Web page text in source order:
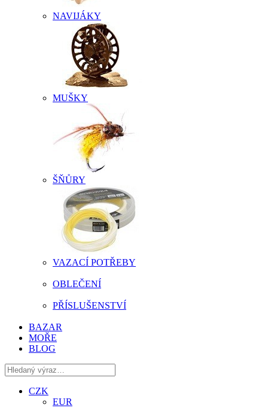
NAVIJÁKY
MUŠKY
ŠŇŮRY
VAZACÍ POTŘEBY
OBLEČENÍ
PŘÍSLUŠENSTVÍ
BAZAR
MOŘE
BLOG
CZK
EUR